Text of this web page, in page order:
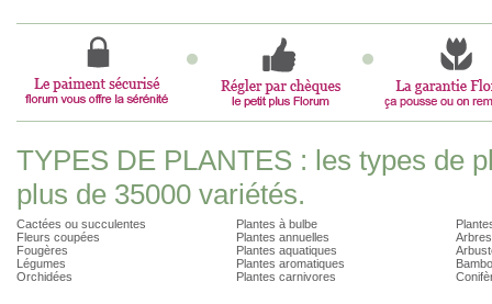
TYPES DE PLANTES : les types de
plus de 35000 variétés.
Cactées ou succulentes
Fleurs coupées
Fougères
Légumes
Orchidées
Plantes à bulbe
Plantes annuelles
Plantes aquatiques
Plantes aromatiques
Plantes carnivores